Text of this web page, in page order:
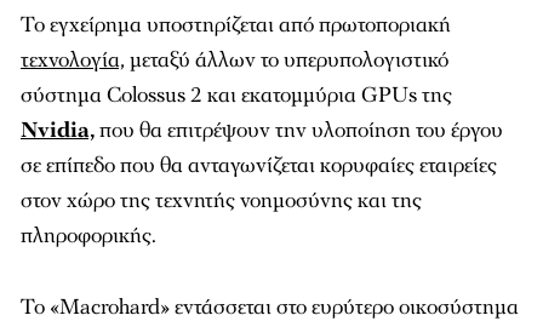
Το εγχείρημα υποστηρίζεται από πρωτοποριακή
τεχνολογία, μεταξύ άλλων το υπερυπολογιστικό
σύστημα Colossus 2 και εκατομμύρια GPUs της
Nvidia,που θα επιτρέψουν την υλοποίηση του έργου
σε επίπεδο που θα ανταγωνίζεται κορυφαίες εταιρείες
στον χώρο της τεχνητής νοημοσύνης και της
πληροφορικής.
Το «Macrohard» εντάσσεται στο ευρύτερο οικοσύστημα